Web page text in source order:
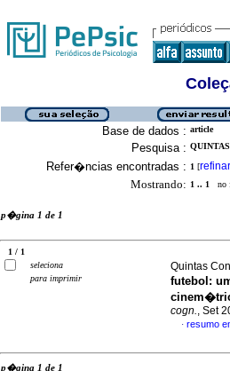
Base de dados : article
Pesquisa :
Refer�ncias encontradas : 1 [refinar
Mostrando: 1 .. 1 no
p�gina 1 de 1
1 / 1
seleciona
para imprimir
Quintas
futebol :
cogn., Set
· resumo
p�gina 1 de 1